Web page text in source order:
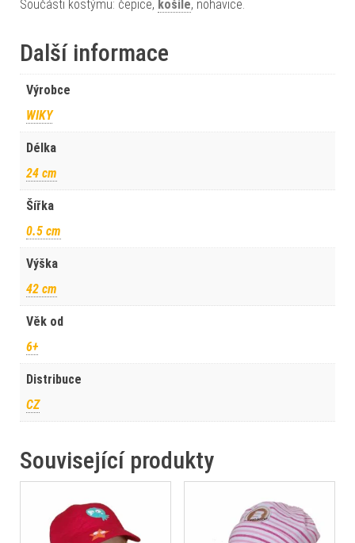
Součásti kostýmu: čepice, košile, nohavice.
Další informace
Výrobce
WIKY
Délka
24 cm
Šířka
0.5 cm
Výška
42 cm
Věk od
6+
Distribuce
CZ
Související produkty